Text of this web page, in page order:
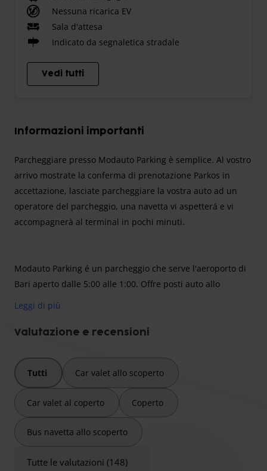
Nessuna ricarica EV
Sala d'attesa
Indicato da segnaletica stradale
Vedi tutti
Informazioni importanti
Parcheggiare presso Modauto Parking è semplice. Al vostro
arrivo mostrate la conferma di prenotazione Parkos in
accettazione, lasciate parcheggiare la vostra auto ad un
operatore del parcheggio, una navetta vi aspetterá e vi
accompagnerà al terminal in pochi minuti.
Modauto Parking é un parcheggio che serve l'aeroporto di
Bari aperto dalle 5:00 alle 1:00. Offre posti auto allo
pochi minuti vi accompagnerá in aeroporto. Modauto
Attenzione: i prezzi sono da intendersi per autovetture
camper e furgoni è richiesto un supplemento da pagare in
fase di prenotazione.
Tempi di percorrenza navetta:
7 minuti
Distanza dal terminal:
Leggi di più
Valutazione e recensioni
Tutti Car valet allo scoperto
Car valet al coperto Coperto
Bus navetta allo scoperto
Tutte le valutazioni (148)